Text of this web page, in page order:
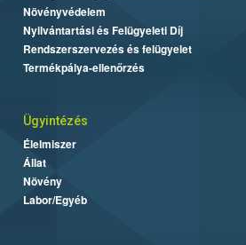
Növényvédelem
Nyilvántartási és Felügyeleti Díj
Rendszerszervezés és felügyelet
Termékpálya-ellenőrzés
Ügyintézés
Élelmiszer
Állat
Növény
Labor/Egyéb